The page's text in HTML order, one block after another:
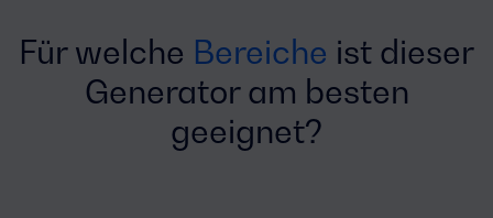
Für welche Bereiche ist dieser
Generator am besten
geeignet?